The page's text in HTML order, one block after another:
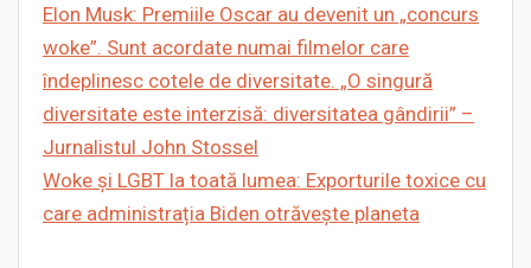
Elon Musk: Premiile Oscar au devenit un „concurs
woke”. Sunt acordate numai filmelor care
îndeplinesc cotele de diversitate. „O singură
diversitate este interzisă: diversitatea gândirii” –
Jurnalistul John Stossel
Woke și LGBT la toată lumea: Exporturile toxice cu
care administrația Biden otrăvește planeta